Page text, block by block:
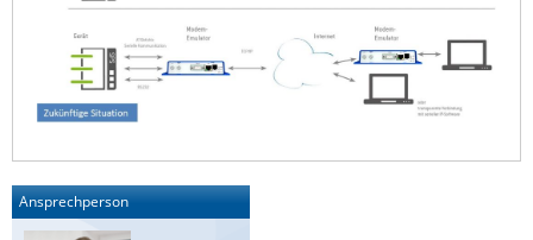
Ansprechperson